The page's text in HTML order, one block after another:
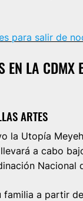
para salir de
EN LA
ARTES
la Utopía
a cabo
Nacional
a partir